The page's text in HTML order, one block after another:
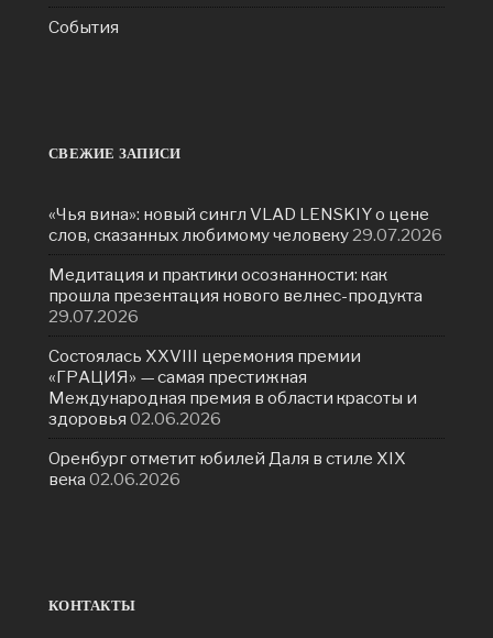
События
СВЕЖИЕ ЗАПИСИ
«Чья вина»: новый сингл VLAD LENSKIY о цене
слов, сказанных любимому человеку29.07.2026
Медитация и практики осознанности: как
прошла презентация нового велнес-продукта
29.07.2026
Состоялась ХXVIII церемония премии
«ГРАЦИЯ» — самая престижная
Международная премия в области красоты и
здоровья 02.06.2026
Оренбург отметит юбилей Даля в стиле XIX
века 02.06.2026
КОНТАКТЫ